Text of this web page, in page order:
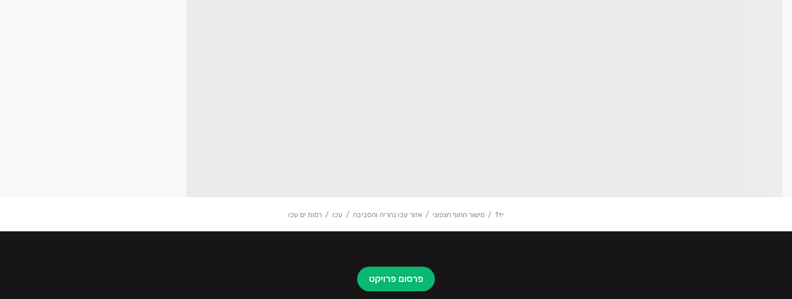
יד1 מישור החוף הצפוני אזור עכו נהריה והסביבה עכו רמות ים עכו
פרסום פרויקט